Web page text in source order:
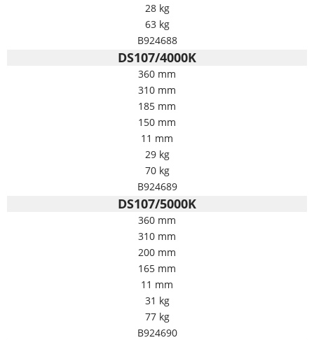
28 kg
63 kg
B924688
DS107/4000K
360 mm
310 mm
185 mm
150 mm
11 mm
29 kg
70 kg
B924689
DS107/5000K
360 mm
310 mm
200 mm
165 mm
11 mm
31 kg
77 kg
B924690